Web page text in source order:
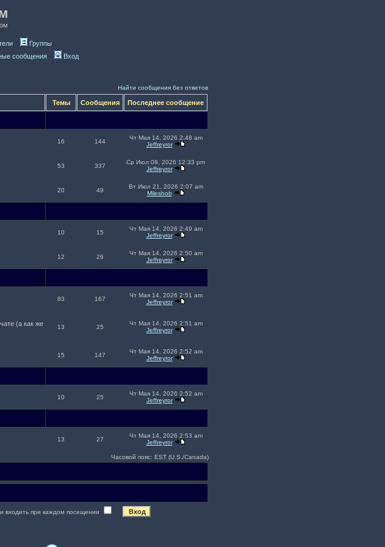
Группы
сообщения Вход
Найти сообщения без ответов
Темы Сообщения Последнее сообщение
16 144
Чт Мая 14, 2026 2:48 am
Jeffreyror
53 337
Ср Июл 08, 2026 12:33 pm
Jeffreyror
20 49
Вт Июл 21, 2026 2:07 am
Mileshob
10 15
Чт Мая 14, 2026 2:49 am
Jeffreyror
12 26
Чт Мая 14, 2026 2:50 am
Jeffreyror
83 167
Чт Мая 14, 2026 2:51 am
Jeffreyror
(а как же
13 25
Чт Мая 14, 2026 2:51 am
Jeffreyror
15 147
Чт Мая 14, 2026 2:52 am
Jeffreyror
10 25
Чт Мая 14, 2026 2:52 am
Jeffreyror
13 27
Чт Мая 14, 2026 2:53 am
Jeffreyror
Часовой пояс: EST (U.S./Canada)
при каждом посещении